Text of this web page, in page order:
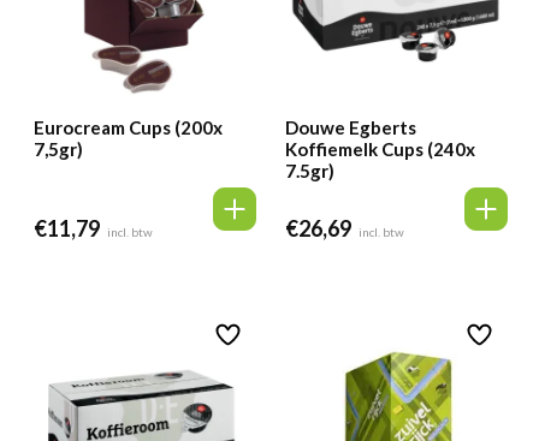
Eurocream Cups (200x
7,5gr)
€11,79 incl. btw
Douwe Egberts
Koffiemelk Cups (240x
7.5gr)
€26,69 incl. btw